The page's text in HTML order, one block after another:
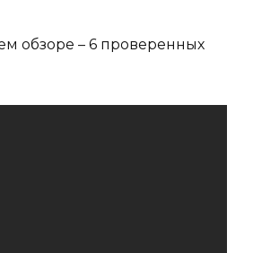
обзоре – 6 проверенных